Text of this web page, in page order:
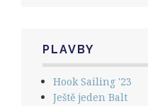
PLAVBY
Hook Sailing '23
Ještě jeden Balt